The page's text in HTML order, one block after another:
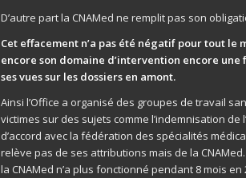
D’autre part la CNAMed ne remplit pas son
Cet effacement n’a pas été négatif pour tout le
encore son domaine d’intervention encore
ses vues sur les dossiers en amont.
Ainsi l’Office a organisé des groupes de travail
victimes sur des sujets comme l’indemnisation
d’accord avec la fédération des spécialités
relève pas de ses attributions mais de la
la CNAMed n’a plus fonctionné pendant 8 mois